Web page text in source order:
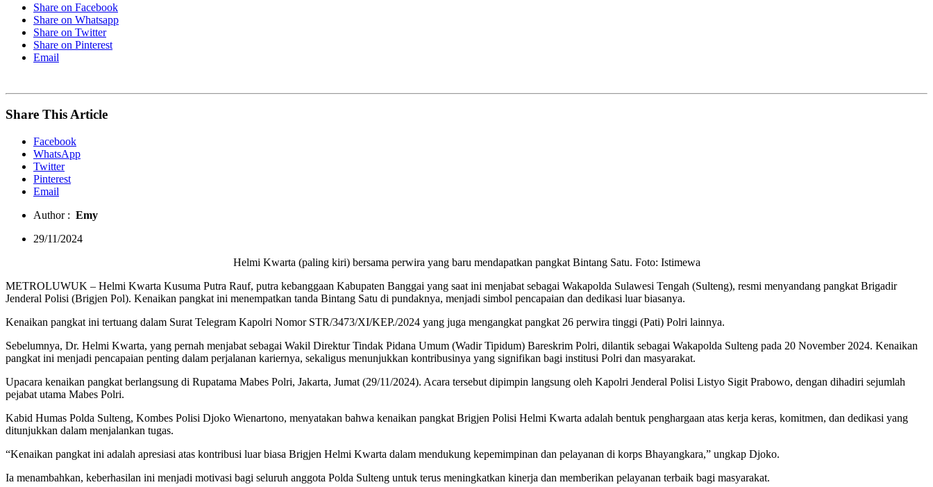
Share on Facebook
Share on Whatsapp
Share on Twitter
Share on Pinterest
Email
Share This Article
Facebook
WhatsApp
Twitter
Pinterest
Email
Author : Emy
29/11/2024
Helmi Kwarta (paling kiri) bersama perwira yang baru mendapatkan pangkat Bintang Satu. Foto: Istimewa
METROLUWUK – Helmi Kwarta Kusuma Putra Rauf, putra kebanggaan Kabupaten Banggai yang saat ini menjabat sebagai Wakapolda Sulawesi Tengah (Sulteng), resmi menyandang pangkat Brigadir
Jenderal Polisi (Brigjen Pol). Kenaikan pangkat ini menempatkan tanda Bintang Satu di pundaknya, menjadi simbol pencapaian dan dedikasi luar biasanya.
Kenaikan pangkat ini tertuang dalam Surat Telegram Kapolri Nomor STR/3473/XI/KEP./2024 yang juga mengangkat pangkat 26 perwira tinggi (Pati) Polri lainnya.
Sebelumnya, Dr. Helmi Kwarta, yang pernah menjabat sebagai Wakil Direktur Tindak Pidana Umum (Wadir Tipidum) Bareskrim Polri, dilantik sebagai Wakapolda Sulteng pada 20 November 2024. Kenaikan
pangkat ini menjadi pencapaian penting dalam perjalanan kariernya, sekaligus menunjukkan kontribusinya yang signifikan bagi institusi Polri dan masyarakat.
Upacara kenaikan pangkat berlangsung di Rupatama Mabes Polri, Jakarta, Jumat (29/11/2024). Acara tersebut dipimpin langsung oleh Kapolri Jenderal Polisi Listyo Sigit Prabowo, dengan dihadiri sejumlah
pejabat utama Mabes Polri.
Kabid Humas Polda Sulteng, Kombes Polisi Djoko Wienartono, menyatakan bahwa kenaikan pangkat Brigjen Polisi Helmi Kwarta adalah bentuk penghargaan atas kerja keras, komitmen, dan dedikasi yang
ditunjukkan dalam menjalankan tugas.
“Kenaikan pangkat ini adalah apresiasi atas kontribusi luar biasa Brigjen Helmi Kwarta dalam mendukung kepemimpinan dan pelayanan di korps Bhayangkara,” ungkap Djoko.
Ia menambahkan, keberhasilan ini menjadi motivasi bagi seluruh anggota Polda Sulteng untuk terus meningkatkan kinerja dan memberikan pelayanan terbaik bagi masyarakat.